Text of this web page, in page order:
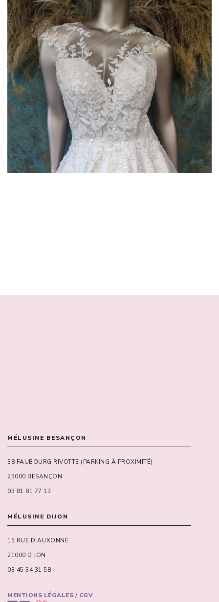
MÉLUSINE BESANÇON
38 FAUBOURG RIVOTTE (PARKING À PROXIMITÉ)
25000 BESANÇON
03 81 81 77 13
MÉLUSINE DIJON
15 RUE D'AUXONNE
21000 DIJON
03 45 34 31 58
MENTIONS LÉGALES / CGV